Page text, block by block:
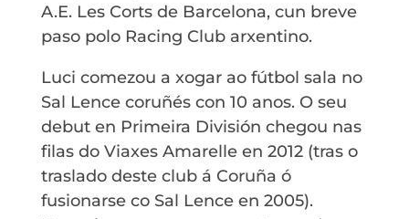
A.E. Les Corts de Barcelona, cun breve
paso polo Racing Club arxentino.
Luci comezou a xogar ao fútbol sala no
Sal Lence coruñés con 10 anos. O seu
debut en Primeira División chegou nas
filas do Viaxes Amarelle en 2012 (tras o
traslado deste club á Coruña ó
fusionarse co Sal Lence en 2005).